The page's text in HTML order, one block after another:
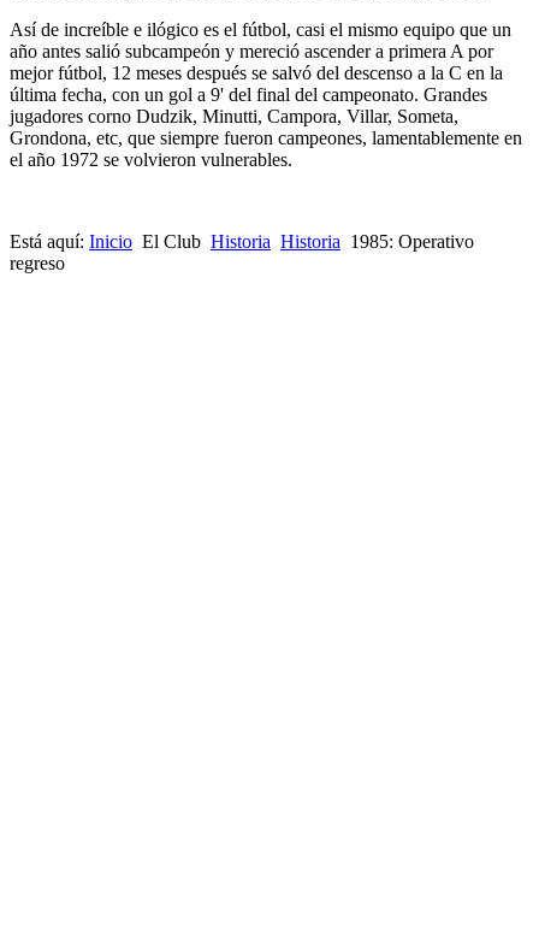
Así de increíble e ilógico es el fútbol, casi el mismo equipo que un
año antes salió subcampeón y mereció ascender a primera A por
mejor fútbol, 12 meses después se salvó del descenso a la C en la
última fecha, con un gol a 9' del final del campeonato. Grandes
jugadores corno Dudzik, Minutti, Campora, Villar, Someta,
Grondona, etc, que siempre fueron campeones, lamentablemente en
el año 1972 se volvieron vulnerables.
Está aquí: Inicio El Club Historia Historia 1985: Operativo
regreso